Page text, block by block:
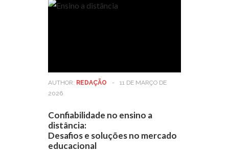
AUTHOR: REDAÇÃO -
11 DE MARÇO DE
2026
Confiabilidade no ensino a
distância:
Desafios e soluções no mercado
educacional